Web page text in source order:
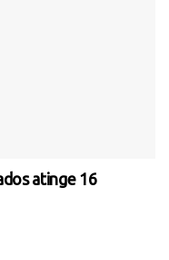
atinge 16